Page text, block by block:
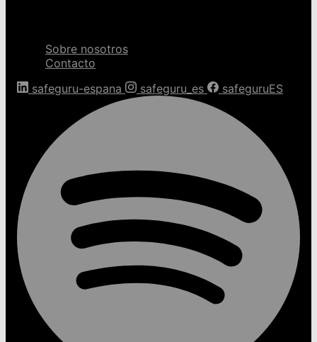
Sobre nosotros
Contacto
safeguru-espana
safeguru_es safeguruES